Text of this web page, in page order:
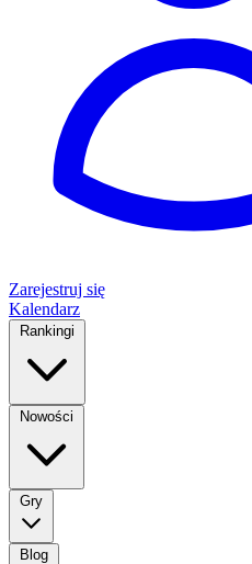
Zarejestruj się
Kalendarz
Rankingi
Nowości
Gry
Blog